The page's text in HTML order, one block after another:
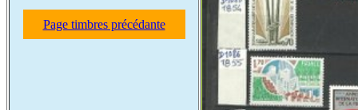
Page timbres précédante